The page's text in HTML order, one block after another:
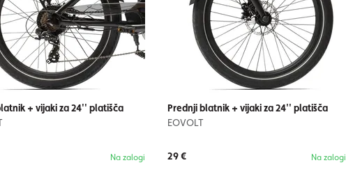
+ vijaki za 24'' platišča
Na zalogi
Prednji blatnik + vijaki za 24'' platišča
EOVOLT
29 € Na zalogi